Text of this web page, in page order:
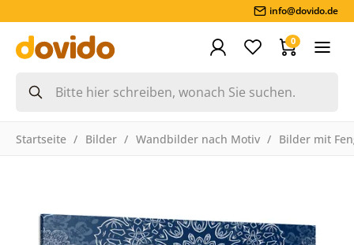
info@dovido.de
0
Startseite Bilder Wandbilder nach Motiv Bilder mit